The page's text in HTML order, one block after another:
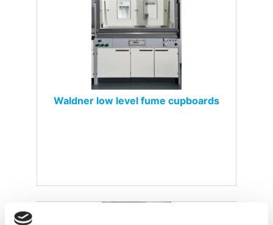
Waldner low level fume cupboards